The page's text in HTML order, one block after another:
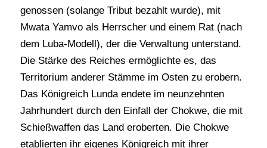
genossen (solange Tribut bezahlt wurde), mit
Mwata Yamvo als Herrscher und einem Rat (nach
dem Luba-Modell), der die Verwaltung unterstand.
Die Stärke des Reiches ermöglichte es, das
Territorium anderer Stämme im Osten zu erobern.
Das Königreich Lunda endete im neunzehnten
Jahrhundert durch den Einfall der Chokwe, die mit
Schießwaffen das Land eroberten. Die Chokwe
etablierten ihr eigenes Königreich mit ihrer